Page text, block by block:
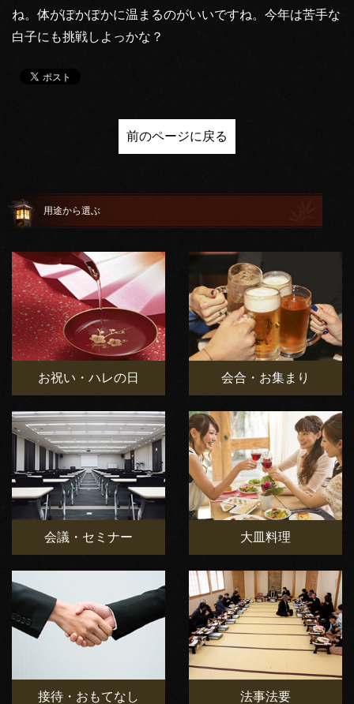
ね。体がぽかぽかに温まるのがいいですね。今年は苦手な
白子にも挑戦しよっかな？
前のページに戻る
用途から選ぶ
お祝い・ハレの日 会合・お集まり
会議・セミナー 大皿料理
接待・おもてなし 法事法要